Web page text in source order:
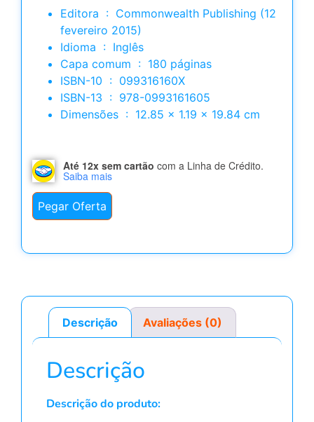
Editora ‏ : ‎ Commonwealth Publishing (12
fevereiro 2015)
Idioma ‏ : ‎ Inglês
Capa comum ‏ : ‎ 180 páginas
ISBN-10 ‏ : ‎ 099316160X
ISBN-13 ‏ : ‎ 978-0993161605
Dimensões ‏ : ‎ 12.85 x 1.19 x 19.84 cm
Até 12x sem cartão com a Linha de Crédito.
Saiba mais
Pegar Oferta
Descrição Avaliações (0)
Descrição
Descrição do produto: